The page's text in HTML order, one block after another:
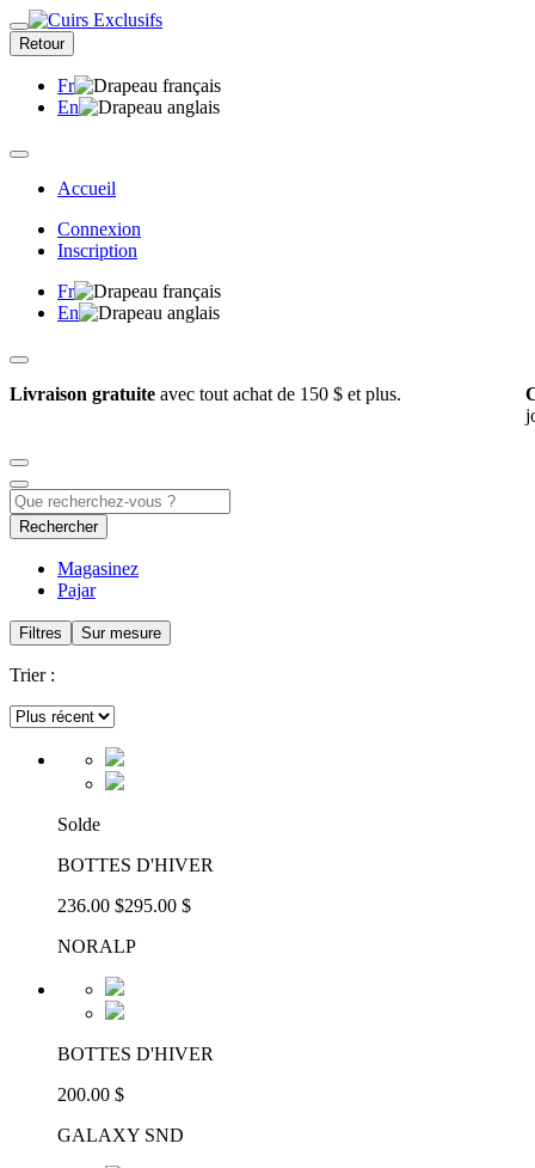
Retour
Fr
En
Accueil
Connexion
Inscription
Fr
En
Livraison gratuite avec tout achat de 150 $ et plus.
Rechercher
Magasinez
Pajar
Filtres Sur mesure
Trier :
Solde
BOTTES D'HIVER
236.00 $295.00 $
NORALP
BOTTES D'HIVER
200.00 $
GALAXY SND